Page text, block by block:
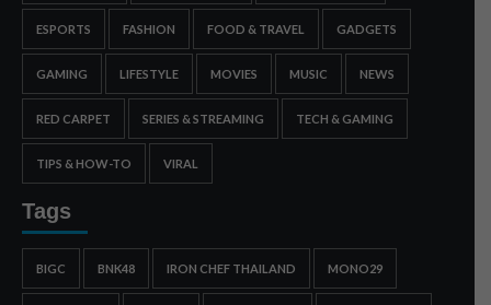
ESPORTS FASHION FOOD & TRAVEL GADGETS
GAMING LIFESTYLE MOVIES MUSIC NEWS
RED CARPET SERIES & STREAMING TECH & GAMING
TIPS & HOW-TO VIRAL
Tags
BIGC BNK48 IRON CHEF THAILAND MONO29